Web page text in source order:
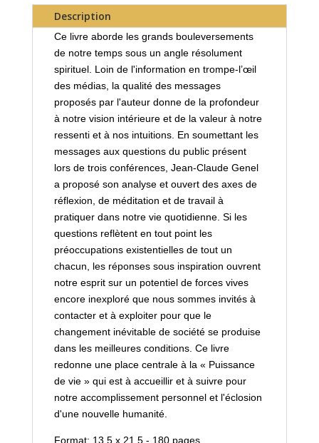
Description
Ce livre aborde les grands bouleversements
de notre temps sous un angle résolument
spirituel. Loin de l'information en trompe-l’œil
des médias, la qualité des messages
proposés par l'auteur donne de la profondeur
à notre vision intérieure et de la valeur à notre
ressenti et à nos intuitions. En soumettant les
messages aux questions du public présent
lors de trois conférences, Jean-Claude Genel
a proposé son analyse et ouvert des axes de
réflexion, de méditation et de travail à
pratiquer dans notre vie quotidienne. Si les
questions reflètent en tout point les
préoccupations existentielles de tout un
chacun, les réponses sous inspiration ouvrent
notre esprit sur un potentiel de forces vives
encore inexploré que nous sommes invités à
contacter et à exploiter pour que le
changement inévitable de société se produise
dans les meilleures conditions. Ce livre
redonne une place centrale à la « Puissance
de vie » qui est à accueillir et à suivre pour
notre accomplissement personnel et l'éclosion
d'une nouvelle humanité.
Format: 13.5 x 21.5 - 180 pages